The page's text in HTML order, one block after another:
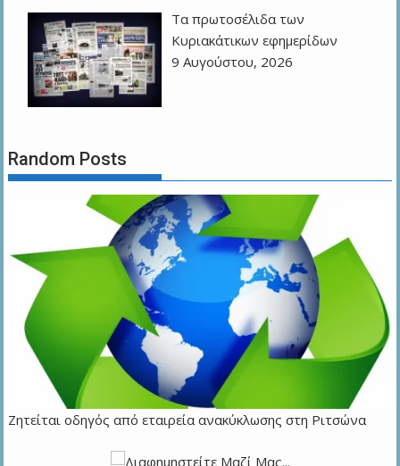
Τα πρωτοσέλιδα των
Kυριακάτικων εφημερίδων
9 Αυγούστου, 2026
Random Posts
Ζητείται οδηγός από εταιρεία ανακύκλωσης στη Ριτσώνα